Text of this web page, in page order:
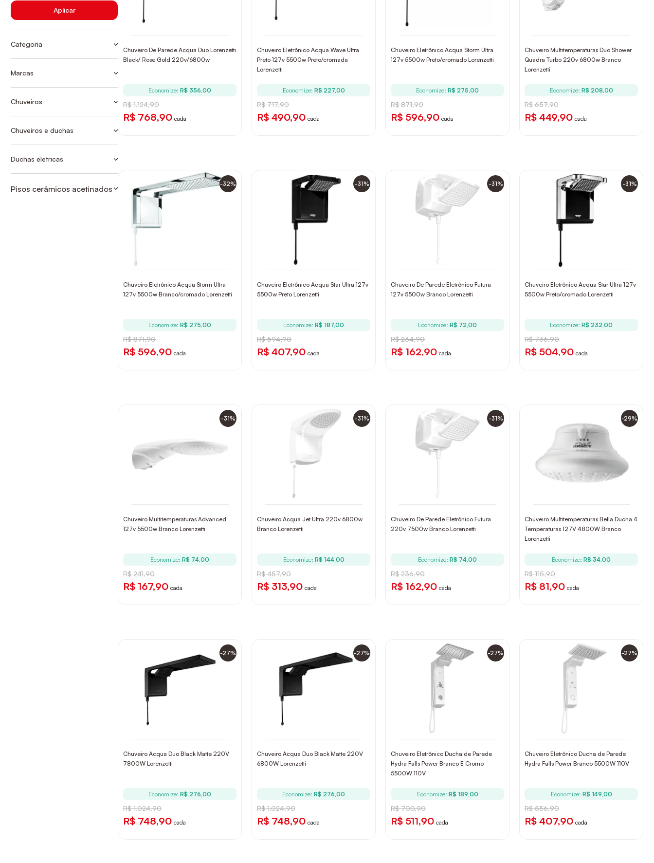
Aplicar
Categoria
CHUVEIROS ELETRÔNICOS
CHUVEIROS PARA AQUECEDORES
CONVENCIONAIS-BOLD
DIGITAIS
ELETRONICAS
FECHADURAS INTELIGENTES
Marcas
Chuveiros
Chuveiros e duchas
Duchas eletricas
Pisos cerâmicos acetinados
Chuveiro De Parede Acqua Duo Lorenzetti
Black/ Rose Gold 220v/6800w
Economize: R$ 356,00
R$ 1.124,90
R$ 768,90 cada
Chuveiro Eletrônico Acqua Wave Ultra
Preto 127v 5500w Preto/cromada
Lorenzetti
Economize: R$ 227,00
R$ 717,90
R$ 490,90 cada
Chuveiro Eletrônico Acqua Storm Ultra
127v 5500w Preto/cromado Lorenzetti
Economize: R$ 275,00
R$ 871,90
R$ 596,90 cada
Chuveiro Multitemperaturas Duo Shower
Quadra Turbo 220v 6800w Branco
Lorenzetti
Economize: R$ 208,00
R$ 657,90
R$ 449,90 cada
-32%
Chuveiro Eletrônico Acqua Storm Ultra
127v 5500w Branco/cromado Lorenzetti
Economize: R$ 275,00
R$ 871,90
R$ 596,90 cada
-31%
Chuveiro Eletrônico Acqua Star Ultra 127v
5500w Preto Lorenzetti
Economize: R$ 187,00
R$ 594,90
R$ 407,90 cada
-31%
Chuveiro De Parede Eletrônico Futura
127v 5500w Branco Lorenzetti
Economize: R$ 72,00
R$ 234,90
R$ 162,90 cada
-31%
Chuveiro Eletrônico Acqua Star Ultra 127v
5500w Preto/cromado Lorenzetti
Economize: R$ 232,00
R$ 736,90
R$ 504,90 cada
-31%
Chuveiro Multitemperaturas Advanced
127v 5500w Branco Lorenzetti
Economize: R$ 74,00
R$ 241,90
R$ 167,90 cada
-31%
Chuveiro Acqua Jet Ultra 220v 6800w
Branco Lorenzetti
Economize: R$ 144,00
R$ 457,90
R$ 313,90 cada
-31%
Chuveiro De Parede Eletrônico Futura
220v 7500w Branco Lorenzetti
Economize: R$ 74,00
R$ 236,90
R$ 162,90 cada
-29%
Chuveiro Multitemperaturas Bella Ducha 4
Temperaturas 127V 4800W Branco
Lorenzetti
Economize: R$ 34,00
R$ 115,90
R$ 81,90 cada
-27%
Chuveiro Acqua Duo Black Matte 220V
7800W Lorenzetti
Economize: R$ 276,00
R$ 1.024,90
R$ 748,90 cada
-27%
Chuveiro Acqua Duo Black Matte 220V
6800W Lorenzetti
Economize: R$ 276,00
R$ 1.024,90
R$ 748,90 cada
-27%
Chuveiro Eletrônico Ducha de Parede
Hydra Falls Power Branco E Cromo
5500W 110V
Economize: R$ 189,00
R$ 700,90
R$ 511,90 cada
-27%
Chuveiro Eletrônico Ducha de Parede
Hydra Falls Power Branco 5500W 110V
Economize: R$ 149,00
R$ 556,90
R$ 407,90 cada